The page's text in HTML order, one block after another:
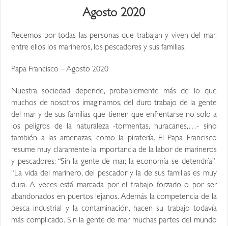
Agosto 2020
Recemos por todas las personas que trabajan y viven del mar,
entre ellos los marineros, los pescadores y sus familias.
Papa Francisco – Agosto 2020
Nuestra sociedad depende, probablemente más de lo que
muchos de nosotros imaginamos, del duro trabajo de la gente
del mar y de sus familias que tienen que enfrentarse no solo a
los peligros de la naturaleza -tormentas, huracanes,…- sino
también a las amenazas, como la piratería. El Papa Francisco
resume muy claramente la importancia de la labor de marineros
y pescadores: “Sin la gente de mar, la economía se detendría”.
“La vida del marinero, del pescador y la de sus familias es muy
dura. A veces está marcada por el trabajo forzado o por ser
abandonados en puertos lejanos. Además la competencia de la
pesca industrial y la contaminación, hacen su trabajo todavía
más complicado. Sin la gente de mar muchas partes del mundo